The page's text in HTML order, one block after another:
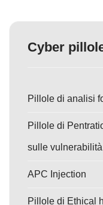
Cyber
Pillole di analisi
Pillole di
sulle
APC Injection
Pillole di Ethical